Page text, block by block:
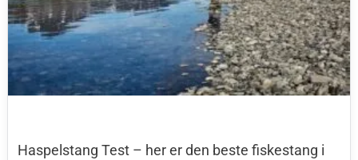
Haspelstang Test – her er den beste fiskestang i